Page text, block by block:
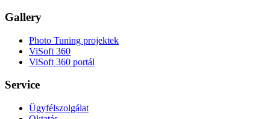
Gallery
Photo Tuning projektek
ViSoft 360
ViSoft 360 portál
Service
Ügyfélszolgálat